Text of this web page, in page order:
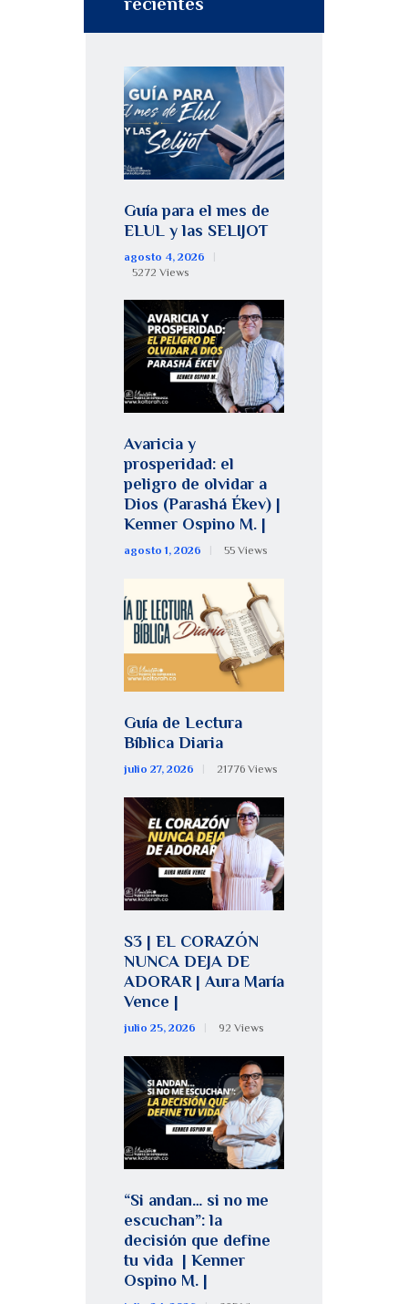
Guía para el mes de
ELUL y las SELIJOT
agosto 4, 2026
5272 Views
Avaricia y
prosperidad: el
peligro de olvidar a
Dios (Parashá Ékev) |
Kenner Ospino M. |
agosto 1, 2026 55 Views
Guía de Lectura
Bíblica Diaria
julio 27, 2026 21776 Views
S3 | EL CORAZÓN
NUNCA DEJA DE
ADORAR | Aura María
Vence |
julio 25, 2026 92 Views
“Si andan… si no me
escuchan”: la
decisión que define
tu vida | Kenner
Ospino M. |